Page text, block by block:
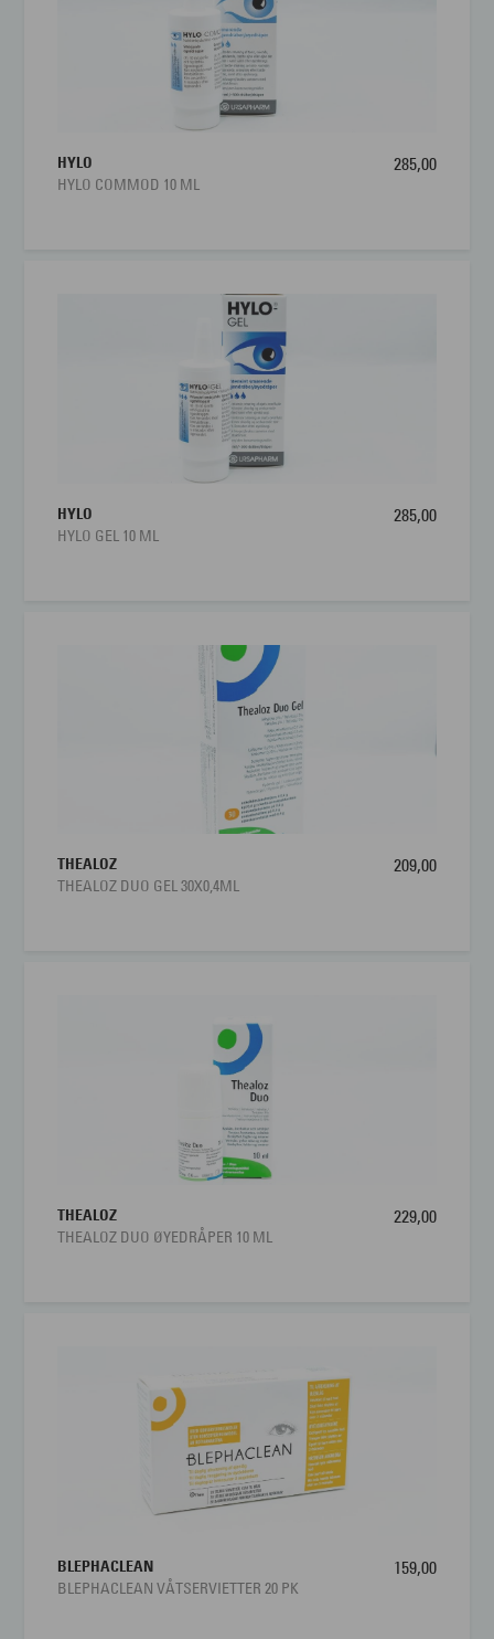
HYLO
HYLO COMMOD 10 ML
285,00
HYLO
HYLO GEL 10 ML
285,00
THEALOZ
THEALOZ DUO GEL 30X0,4ML
209,00
THEALOZ
THEALOZ DUO ØYEDRÅPER 10 ML
229,00
BLEPHACLEAN
BLEPHACLEAN VÅTSERVIETTER 20 PK
159,00